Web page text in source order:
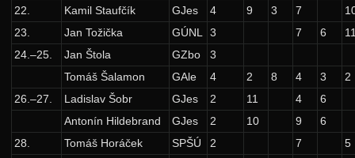
22.
Kamil Staufčík GJes 4 9 3 7
23.
Jan Tožička GÚNL 3 7 6
24.–25.
Jan Štola GZbo
3
Tomáš Šalamon
GAle 4 2 8 4 3
2
26.–27.
Ladislav Šobr GJes 2 11 4
6
Antonín Hildebrand
GJes 2 10 9
6
28.
Tomáš Horáček SPŠÚ 2 7
5
21. ročník: 08/09
20. ročník: 07/08
19. ročník: 06/07
18. ročník: 05/06
17. ročník: 04/05
16. ročník: 03/04